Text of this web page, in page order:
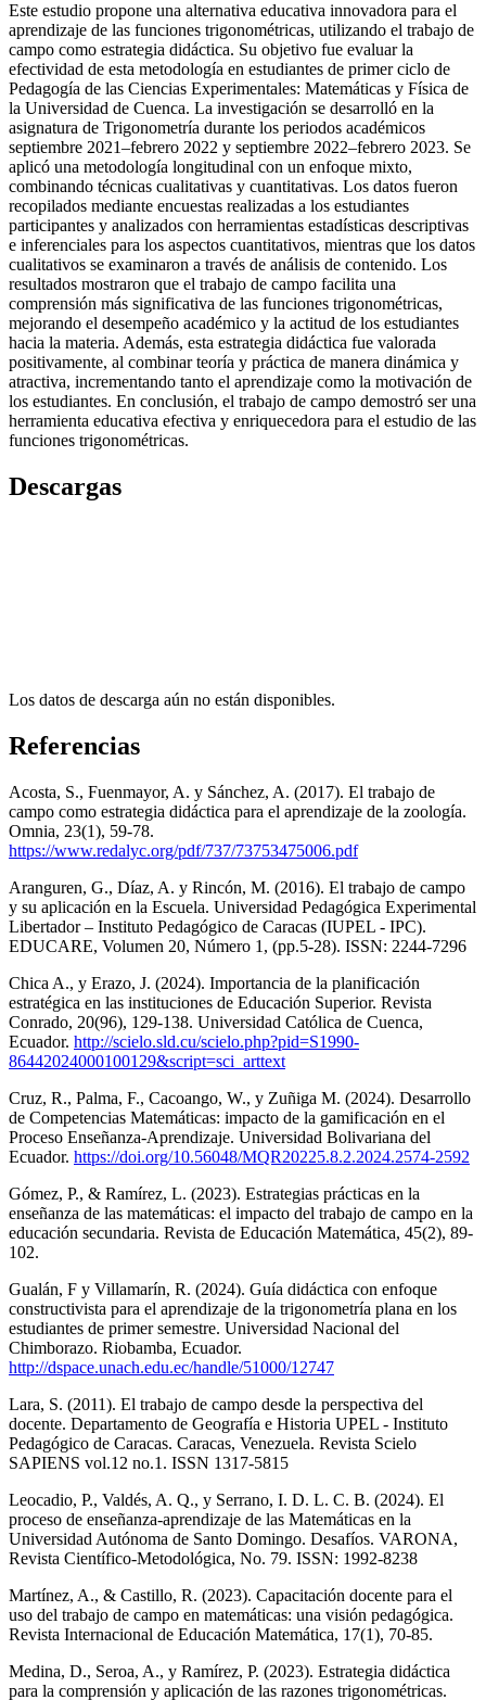
Este estudio propone una alternativa educativa innovadora para el
aprendizaje de las funciones trigonométricas, utilizando el trabajo de
campo como estrategia didáctica. Su objetivo fue evaluar la
efectividad de esta metodología en estudiantes de primer ciclo de
Pedagogía de las Ciencias Experimentales: Matemáticas y Física de
la Universidad de Cuenca. La investigación se desarrolló en la
asignatura de Trigonometría durante los periodos académicos
septiembre 2021–febrero 2022 y septiembre 2022–febrero 2023. Se
aplicó una metodología longitudinal con un enfoque mixto,
combinando técnicas cualitativas y cuantitativas. Los datos fueron
recopilados mediante encuestas realizadas a los estudiantes
participantes y analizados con herramientas estadísticas descriptivas
e inferenciales para los aspectos cuantitativos, mientras que los datos
cualitativos se examinaron a través de análisis de contenido. Los
resultados mostraron que el trabajo de campo facilita una
comprensión más significativa de las funciones trigonométricas,
mejorando el desempeño académico y la actitud de los estudiantes
hacia la materia. Además, esta estrategia didáctica fue valorada
positivamente, al combinar teoría y práctica de manera dinámica y
atractiva, incrementando tanto el aprendizaje como la motivación de
los estudiantes. En conclusión, el trabajo de campo demostró ser una
herramienta educativa efectiva y enriquecedora para el estudio de las
funciones trigonométricas.
Descargas
Los datos de descarga aún no están disponibles.
Referencias
Acosta, S., Fuenmayor, A. y Sánchez, A. (2017). El trabajo de
campo como estrategia didáctica para el aprendizaje de la zoología.
Omnia, 23(1), 59-78.
https://www.redalyc.org/pdf/737/73753475006.pdf
Aranguren, G., Díaz, A. y Rincón, M. (2016). El trabajo de campo
y su aplicación en la Escuela. Universidad Pedagógica Experimental
Libertador – Instituto Pedagógico de Caracas (IUPEL - IPC).
EDUCARE, Volumen 20, Número 1, (pp.5-28). ISSN: 2244-7296
Chica A., y Erazo, J. (2024). Importancia de la planificación
estratégica en las instituciones de Educación Superior. Revista
Conrado, 20(96), 129-138. Universidad Católica de Cuenca,
Ecuador. http://scielo.sld.cu/scielo.php?pid=S1990-
86442024000100129&script=sci_arttext
Cruz, R., Palma, F., Cacoango, W., y Zuñiga M. (2024). Desarrollo
de Competencias Matemáticas: impacto de la gamificación en el
Proceso Enseñanza-Aprendizaje. Universidad Bolivariana del
Ecuador. https://doi.org/10.56048/MQR20225.8.2.2024.2574-2592
Gómez, P., & Ramírez, L. (2023). Estrategias prácticas en la
enseñanza de las matemáticas: el impacto del trabajo de campo en la
educación secundaria. Revista de Educación Matemática, 45(2), 89-
102.
Gualán, F y Villamarín, R. (2024). Guía didáctica con enfoque
constructivista para el aprendizaje de la trigonometría plana en los
estudiantes de primer semestre. Universidad Nacional del
Chimborazo. Riobamba, Ecuador.
http://dspace.unach.edu.ec/handle/51000/12747
Lara, S. (2011). El trabajo de campo desde la perspectiva del
docente. Departamento de Geografía e Historia UPEL - Instituto
Pedagógico de Caracas. Caracas, Venezuela. Revista Scielo
SAPIENS vol.12 no.1. ISSN 1317-5815
Leocadio, P., Valdés, A. Q., y Serrano, I. D. L. C. B. (2024). El
proceso de enseñanza-aprendizaje de las Matemáticas en la
Universidad Autónoma de Santo Domingo. Desafíos. VARONA,
Revista Científico-Metodológica, No. 79. ISSN: 1992-8238
Martínez, A., & Castillo, R. (2023). Capacitación docente para el
uso del trabajo de campo en matemáticas: una visión pedagógica.
Revista Internacional de Educación Matemática, 17(1), 70-85.
Medina, D., Seroa, A., y Ramírez, P. (2023). Estrategia didáctica
para la comprensión y aplicación de las razones trigonométricas.